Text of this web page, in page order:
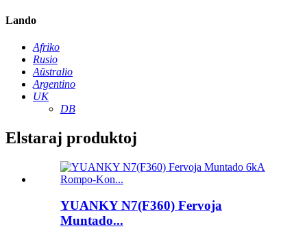
Lando
Afriko
Rusio
Aŭstralio
Argentino
UK
DB
Elstaraj produktoj
YUANKY N7(F360) Fervoja
Muntado...